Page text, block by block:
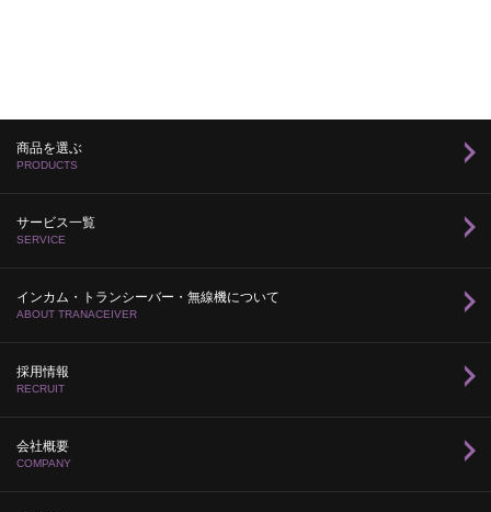
商品を選ぶ
PRODUCTS
サービス一覧
SERVICE
インカム・トランシーバー・無線機について
ABOUT TRANACEIVER
採用情報
RECRUIT
会社概要
COMPANY